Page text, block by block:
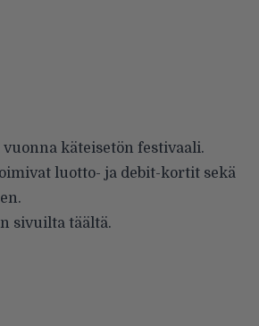
käteisetön festivaali.
luotto- ja debit-kortit sekä
sivuilta täältä.